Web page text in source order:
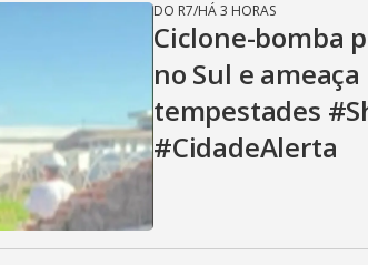
DO R7/HÁ 3 HORAS
Ciclone-bomba
no Sul e
tempestades
#CidadeAlerta